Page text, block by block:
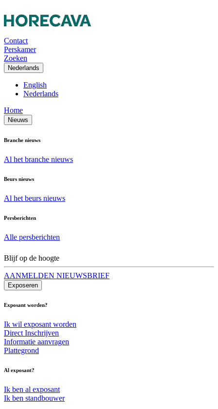
Contact
Perskamer
Zoeken
Nederlands
English
Nederlands
Home
Nieuws
Branche nieuws
Al het branche nieuws
Beurs nieuws
Al het beurs nieuws
Persberichten
Alle persberichten
Blijf op de hoogte
AANMELDEN NIEUWSBRIEF
Exposeren
Exposant worden?
Ik wil exposant worden
Direct Inschrijven
Informatie aanvragen
Plattegrond
Al exposant?
Ik ben al exposant
Ik ben standbouwer